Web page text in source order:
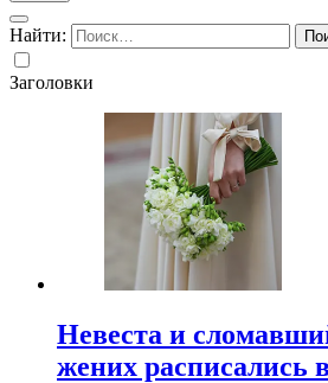
Найти:
Заголовки
Невеста и
жених расписались